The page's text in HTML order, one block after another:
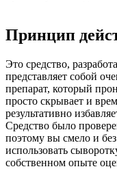
Принцип
Это средство,
представляет собой
препарат, который
просто скрывает и
результативно
Средство было
поэтому вы смело и
использовать
собственном опыте